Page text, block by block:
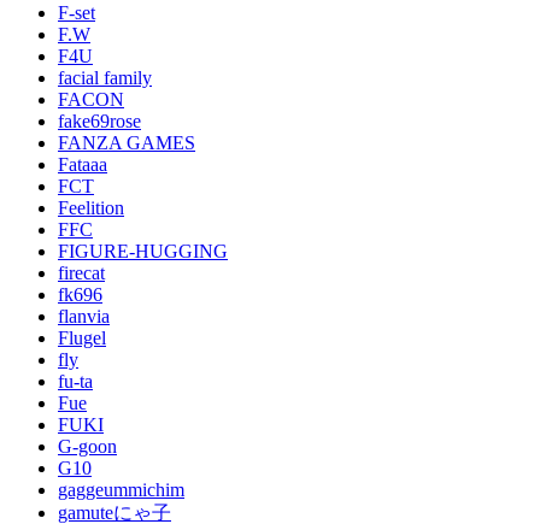
F-set
F.W
F4U
facial family
FACON
fake69rose
FANZA GAMES
Fataaa
FCT
Feelition
FFC
FIGURE-HUGGING
firecat
fk696
flanvia
Flugel
fly
fu-ta
Fue
FUKI
G-goon
G10
gaggeummichim
gamuteにゃ子